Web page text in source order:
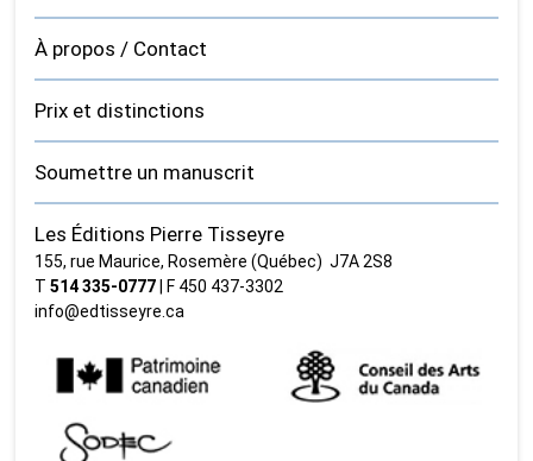
À propos / Contact
Prix et distinctions
Soumettre un manuscrit
Les Éditions Pierre Tisseyre
155, rue Maurice, Rosemère (Québec) J7A 2S8
T514 335‑0777 | F 450 437‑3302
info@edtisseyre.ca